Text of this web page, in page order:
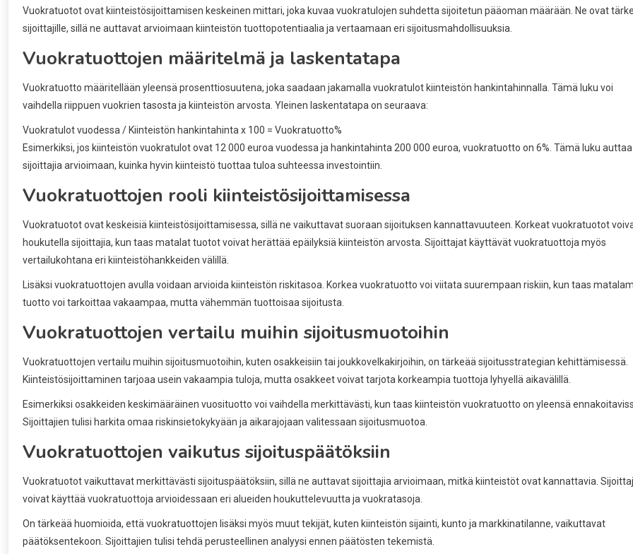
Vuokratuotot ovat kiinteistösijoittamisen keskeinen mittari, joka kuvaa vuokratulojen suhdetta sijoitetun pääoman määrään. Ne ovat
sijoittajille, sillä ne auttavat arvioimaan kiinteistön tuottopotentiaalia ja vertaamaan eri sijoitusmahdollisuuksia.
Vuokratuottojen määritelmä ja laskentatapa
Vuokratuotto määritellään yleensä prosenttiosuutena, joka saadaan jakamalla vuokratulot kiinteistön hankintahinnalla. Tämä luku voi
vaihdella riippuen vuokrien tasosta ja kiinteistön arvosta. Yleinen laskentatapa on seuraava:
Vuokratulot vuodessa / Kiinteistön hankintahinta x 100 = Vuokratuotto%
Esimerkiksi, jos kiinteistön vuokratulot ovat 12 000 euroa vuodessa ja hankintahinta 200 000 euroa, vuokratuotto on 6%. Tämä luku auttaa
sijoittajia arvioimaan, kuinka hyvin kiinteistö tuottaa tuloa suhteessa investointiin.
Vuokratuottojen rooli kiinteistösijoittamisessa
Vuokratuotot ovat keskeisiä kiinteistösijoittamisessa, sillä ne vaikuttavat suoraan sijoituksen kannattavuuteen. Korkeat vuokratuotot
houkutella sijoittajia, kun taas matalat tuotot voivat herättää epäilyksiä kiinteistön arvosta. Sijoittajat käyttävät vuokratuottoja myös
vertailukohtana eri kiinteistöhankkeiden välillä.
Lisäksi vuokratuottojen avulla voidaan arvioida kiinteistön riskitasoa. Korkea vuokratuotto voi viitata suurempaan riskiin, kun taas
tuotto voi tarkoittaa vakaampaa, mutta vähemmän tuottoisaa sijoitusta.
Vuokratuottojen vertailu muihin sijoitusmuotoihin
Vuokratuottojen vertailu muihin sijoitusmuotoihin, kuten osakkeisiin tai joukkovelkakirjoihin, on tärkeää sijoitusstrategian kehittämisessä.
Kiinteistösijoittaminen tarjoaa usein vakaampia tuloja, mutta osakkeet voivat tarjota korkeampia tuottoja lyhyellä aikavälillä.
Esimerkiksi osakkeiden keskimääräinen vuosituotto voi vaihdella merkittävästi, kun taas kiinteistön vuokratuotto on yleensä
Sijoittajien tulisi harkita omaa riskinsietokykyään ja aikarajojaan valitessaan sijoitusmuotoa.
Vuokratuottojen vaikutus sijoituspäätöksiin
Vuokratuotot vaikuttavat merkittävästi sijoituspäätöksiin, sillä ne auttavat sijoittajia arvioimaan, mitkä kiinteistöt ovat kannattavia.
voivat käyttää vuokratuottoja arvioidessaan eri alueiden houkuttelevuutta ja vuokratasoja.
On tärkeää huomioida, että vuokratuottojen lisäksi myös muut tekijät, kuten kiinteistön sijainti, kunto ja markkinatilanne, vaikuttavat
päätöksentekoon. Sijoittajien tulisi tehdä perusteellinen analyysi ennen päätösten tekemistä.